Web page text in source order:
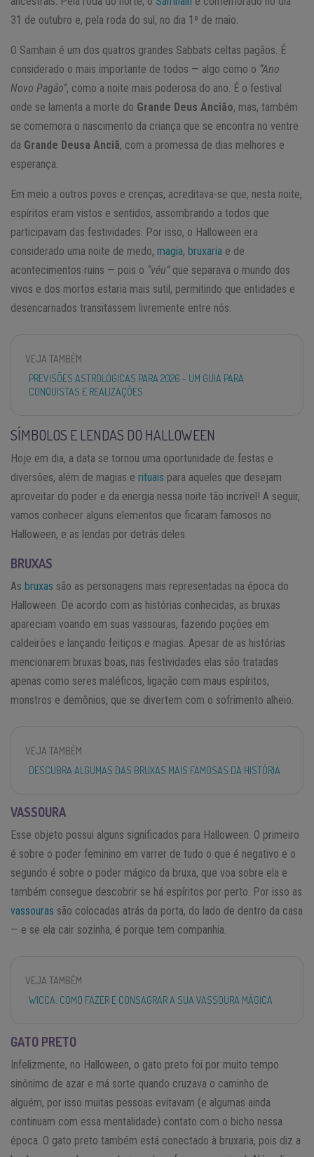
31 de outubro e, pela roda do sul, no dia 1º de maio.
O Samhain é um dos quatros grandes Sabbats celtas pagãos. É
considerado o mais importante de todos — algo como o “Ano
Novo Pagão”, como a noite mais poderosa do ano. É o festival
onde se lamenta a morte do Grande Deus Ancião, mas, também
se comemora o nascimento da criança que se encontra no ventre
da Grande Deusa Anciã, com a promessa de dias melhores e
esperança.
Em meio a outros povos e crenças, acreditava-se que, nesta noite,
espíritos eram vistos e sentidos, assombrando a todos que
participavam das festividades. Por isso, o Halloween era
considerado uma noite de medo, magia, bruxaria e de
acontecimentos ruins — pois o “véu”que separava o mundo dos
vivos e dos mortos estaria mais sutil, permitindo que entidades e
desencarnados transitassem livremente entre nós.
VEJA TAMBÉM
PREVISÕES ASTROLÓGICAS PARA 2026 - UM GUIA PARA
CONQUISTAS E REALIZAÇÕES
SÍMBOLOS E LENDAS DO HALLOWEEN
Hoje em dia, a data se tornou uma oportunidade de festas e
diversões, além de magias e rituais para aqueles que desejam
aproveitar do poder e da energia nessa noite tão incrível! A seguir,
vamos conhecer alguns elementos que ficaram famosos no
Halloween, e as lendas por detrás deles.
BRUXAS
As bruxas são as personagens mais representadas na época do
Halloween. De acordo com as histórias conhecidas, as bruxas
apareciam voando em suas vassouras, fazendo poções em
caldeirões e lançando feitiços e magias. Apesar de as histórias
mencionarem bruxas boas, nas festividades elas são tratadas
apenas como seres maléficos, ligação com maus espíritos,
monstros e demônios, que se divertem com o sofrimento alheio.
VEJA TAMBÉM
DESCUBRA ALGUMAS DAS BRUXAS MAIS FAMOSAS DA HISTÓRIA
VASSOURA
Esse objeto possui alguns significados para Halloween. O primeiro
é sobre o poder feminino em varrer de tudo o que é negativo e o
segundo é sobre o poder mágico da bruxa, que voa sobre ela e
também consegue descobrir se há espíritos por perto. Por isso as
vassouras são colocadas atrás da porta, do lado de dentro da casa
— e se ela cair sozinha, é porque tem companhia.
VEJA TAMBÉM
WICCA: COMO FAZER E CONSAGRAR A SUA VASSOURA MÁGICA
GATO PRETO
Infelizmente, no Halloween, o gato preto foi por muito tempo
sinônimo de azar e má sorte quando cruzava o caminho de
alguém, por isso muitas pessoas evitavam (e algumas ainda
continuam com essa mentalidade) contato com o bicho nessa
época. O gato preto também está conectado à bruxaria, pois diz a